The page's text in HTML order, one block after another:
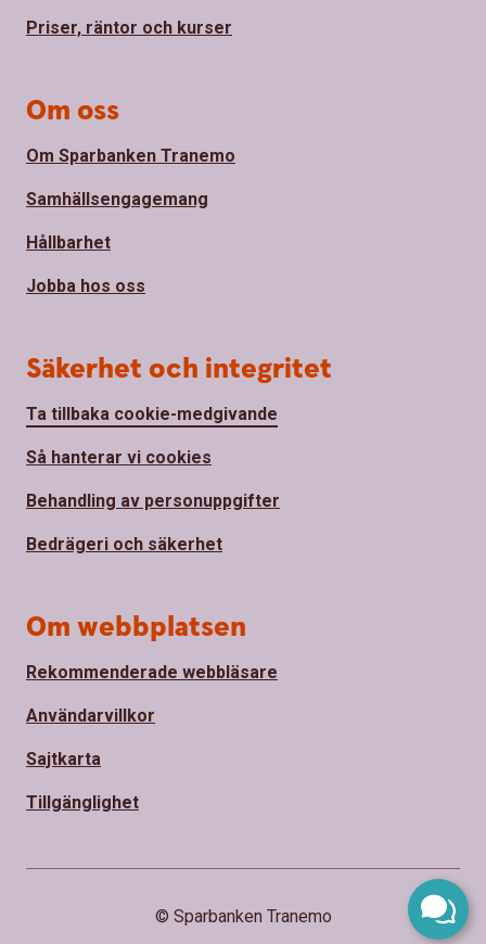
Priser, räntor och kurser
Om oss
Om Sparbanken Tranemo
Samhällsengagemang
Hållbarhet
Jobba hos oss
Säkerhet och integritet
Ta tillbaka cookie-medgivande
Så hanterar vi cookies
Behandling av personuppgifter
Bedrägeri och säkerhet
Om webbplatsen
Rekommenderade webbläsare
Användarvillkor
Sajtkarta
Tillgänglighet
© Sparbanken Tranemo